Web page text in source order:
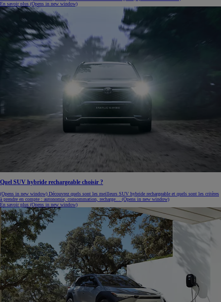
En savoir plus (Opens in new window)
Quel SUV hybride rechargeable choisir ?
(Opens in new window) Découvrez quels sont les meilleurs SUV hybride rechargeable et quels sont les critères
à prendre en compte : autonomie, consommation, recharge… (Opens in new window)
En savoir plus (Opens in new window)